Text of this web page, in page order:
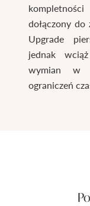
dołączony
Upgrade
jednak
wymian w
ograniczeń